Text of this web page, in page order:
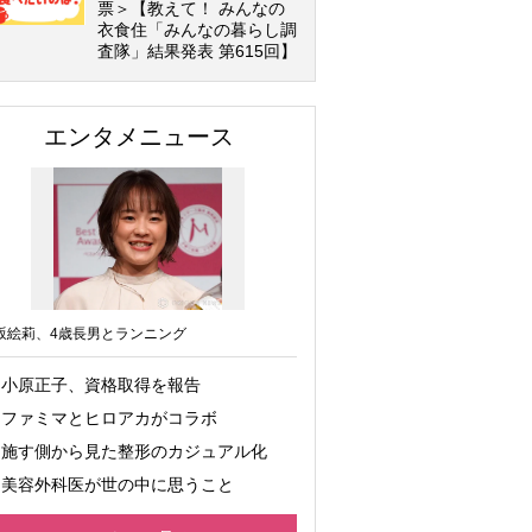
票＞【教えて！ みんなの
衣食住「みんなの暮らし調
査隊」結果発表 第615回】
エンタメニュース
絵莉、4歳長男とランニング
小原正子、資格取得を報告
ファミマとヒロアカがコラボ
施す側から見た整形のカジュアル化
美容外科医が世の中に思うこと